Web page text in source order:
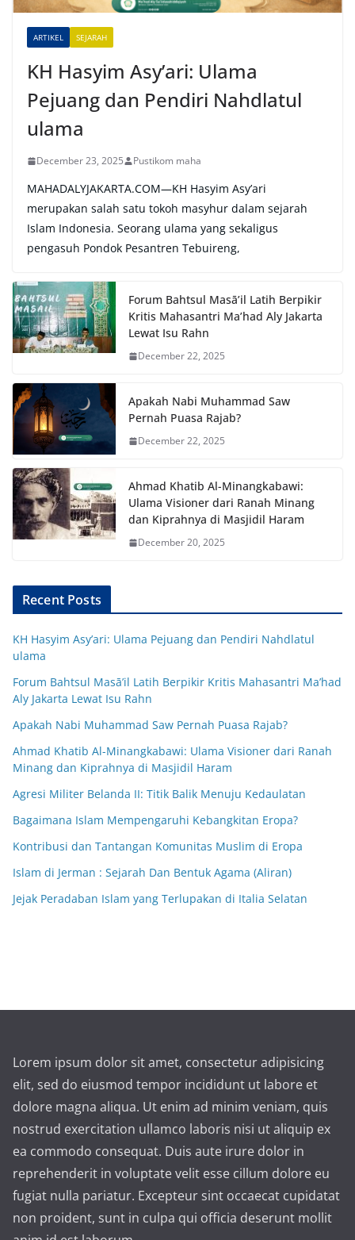
v
ARTIKEL SEJARAH
KH Hasyim Asy’ari: Ulama
Pejuang dan Pendiri Nahdlatul
ulama
December 23, 2025 Pustikom maha
MAHADALYJAKARTA.COM—KH Hasyim Asy’ari
merupakan salah satu tokoh masyhur dalam sejarah
Islam Indonesia. Seorang ulama yang sekaligus
pengasuh Pondok Pesantren Tebuireng,
Forum Bahtsul Masā’il Latih Berpikir
Kritis Mahasantri Ma’had Aly Jakarta
Lewat Isu Rahn
December 22, 2025
Apakah Nabi Muhammad Saw
Pernah Puasa Rajab?
December 22, 2025
Ahmad Khatib Al-Minangkabawi:
Ulama Visioner dari Ranah Minang
dan Kiprahnya di Masjidil Haram
December 20, 2025
Recent Posts
KH Hasyim Asy’ari: Ulama Pejuang dan Pendiri Nahdlatul
ulama
Forum Bahtsul Masā’il Latih Berpikir Kritis Mahasantri Ma’had
Aly Jakarta Lewat Isu Rahn
Apakah Nabi Muhammad Saw Pernah Puasa Rajab?
Ahmad Khatib Al-Minangkabawi: Ulama Visioner dari Ranah
Minang dan Kiprahnya di Masjidil Haram
Agresi Militer Belanda II: Titik Balik Menuju Kedaulatan
Bagaimana Islam Mempengaruhi Kebangkitan Eropa?
Kontribusi dan Tantangan Komunitas Muslim di Eropa
Islam di Jerman : Sejarah Dan Bentuk Agama (Aliran)
Jejak Peradaban Islam yang Terlupakan di Italia Selatan
Lorem ipsum dolor sit amet, consectetur adipisicing
elit, sed do eiusmod tempor incididunt ut labore et
dolore magna aliqua. Ut enim ad minim veniam, quis
nostrud exercitation ullamco laboris nisi ut aliquip ex
ea commodo consequat. Duis aute irure dolor in
reprehenderit in voluptate velit esse cillum dolore eu
fugiat nulla pariatur. Excepteur sint occaecat cupidatat
non proident, sunt in culpa qui officia deserunt mollit